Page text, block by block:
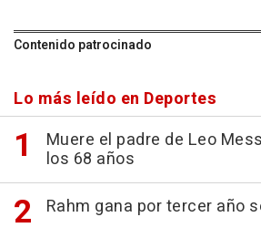
Contenido patrocinado
Lo más leído en Deportes
Muere el padre de Leo
los 68 años
Rahm gana por tercer año